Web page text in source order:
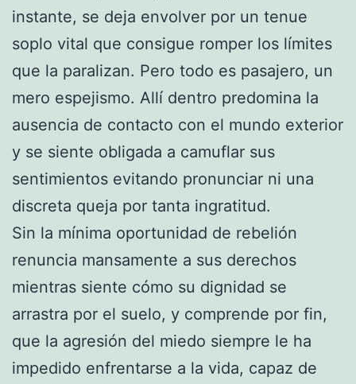
instante, se deja envolver por un tenue
soplo vital que consigue romper los límites
que la paralizan. Pero todo es pasajero, un
mero espejismo. Allí dentro predomina la
ausencia de contacto con el mundo exterior
y se siente obligada a camuflar sus
sentimientos evitando pronunciar ni una
discreta queja por tanta ingratitud.
Sin la mínima oportunidad de rebelión
renuncia mansamente a sus derechos
mientras siente cómo su dignidad se
arrastra por el suelo, y comprende por fin,
que la agresión del miedo siempre le ha
impedido enfrentarse a la vida, capaz de